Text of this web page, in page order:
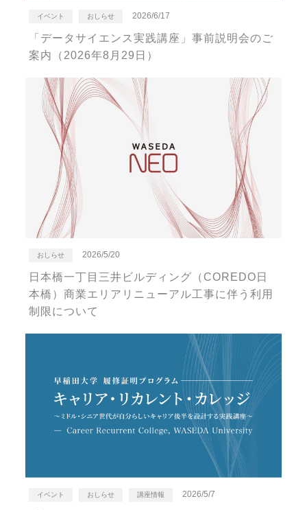
イベント おしらせ 2026/6/17
「データサイエンス実践講座」事前説明会のご
案内（2026年8月29日）
おしらせ 2026/5/20
日本橋一丁目三井ビルディング（COREDO日
本橋）商業エリアリニューアル工事に伴う利用
制限について
イベント おしらせ 講座情報 2026/5/7